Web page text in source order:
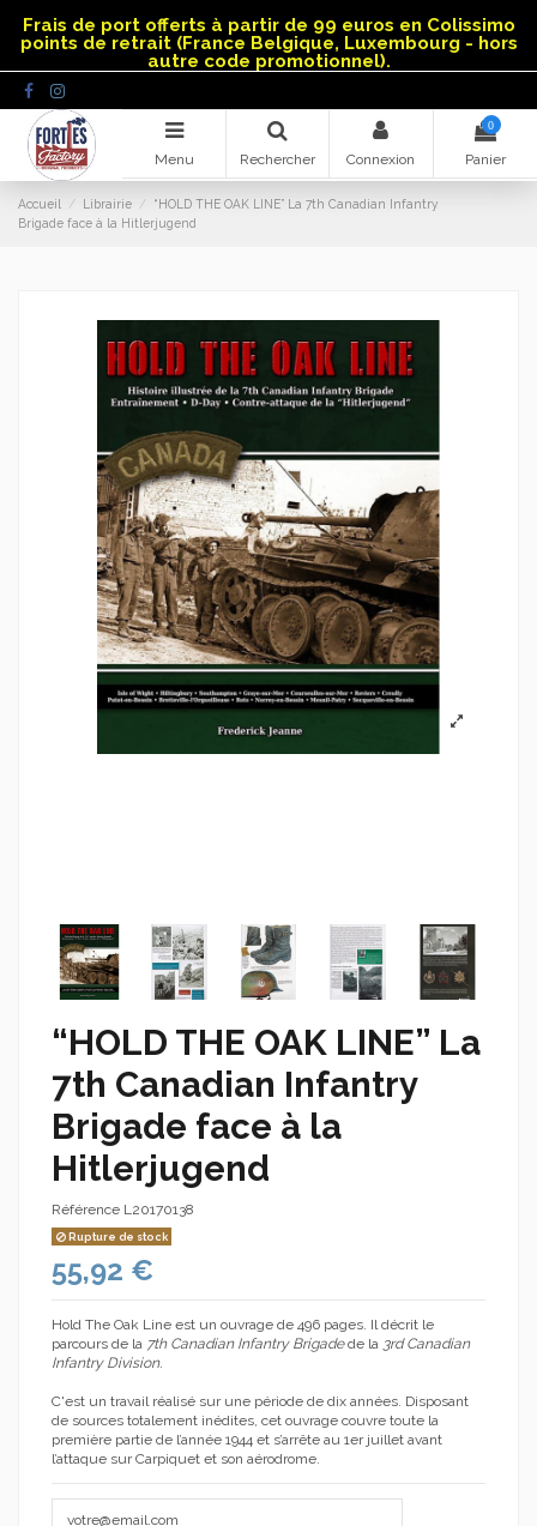
Frais de port offerts à partir de 99 euros en Colissimo
points de retrait (France Belgique, Luxembourg - hors
autre code promotionnel).
Menu Rechercher Connexion
0
Panier
Accueil Librairie
“HOLD THE OAK LINE” La 7th Canadian Infantry
Brigade face à la Hitlerjugend
“HOLD THE OAK LINE” La
7th Canadian Infantry
Brigade face à la
Hitlerjugend
Référence L20170138
Rupture de stock
55,92 €
Hold The Oak Line est un ouvrage de 496 pages. Il décrit le
parcours de la 7th Canadian Infantry Brigadede la 3rd Canadian
Infantry Division.
C'est un travail réalisé sur une période de dix années. Disposant
de sources totalement inédites, cet ouvrage couvre toute la
première partie de l’année 1944 et s’arrête au 1er juillet avant
l’attaque sur Carpiquet et son aérodrome.